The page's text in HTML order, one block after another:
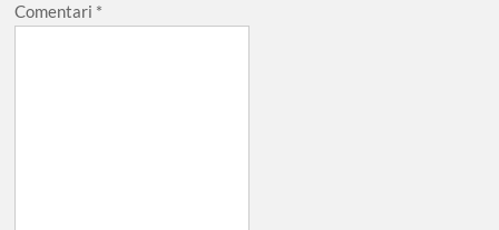
Comentari *